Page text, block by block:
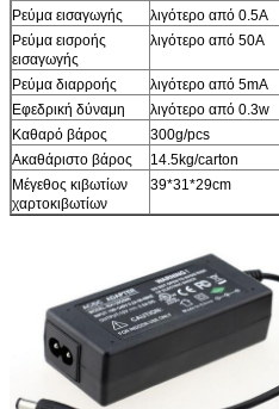
Ρεύμα εισαγωγής
λιγότερο από 0.5A
Ρεύμα εισροής
εισαγωγής
λιγότερο από 50A
Ρεύμα διαρροής
λιγότερο από 5mA
Εφεδρική δύναμη
λιγότερο από 0.3w
Καθαρό βάρος
300g/pcs
Ακαθάριστο βάρος
14.5kg/carton
Μέγεθος κιβωτίων
χαρτοκιβωτίων
39*31*29cm